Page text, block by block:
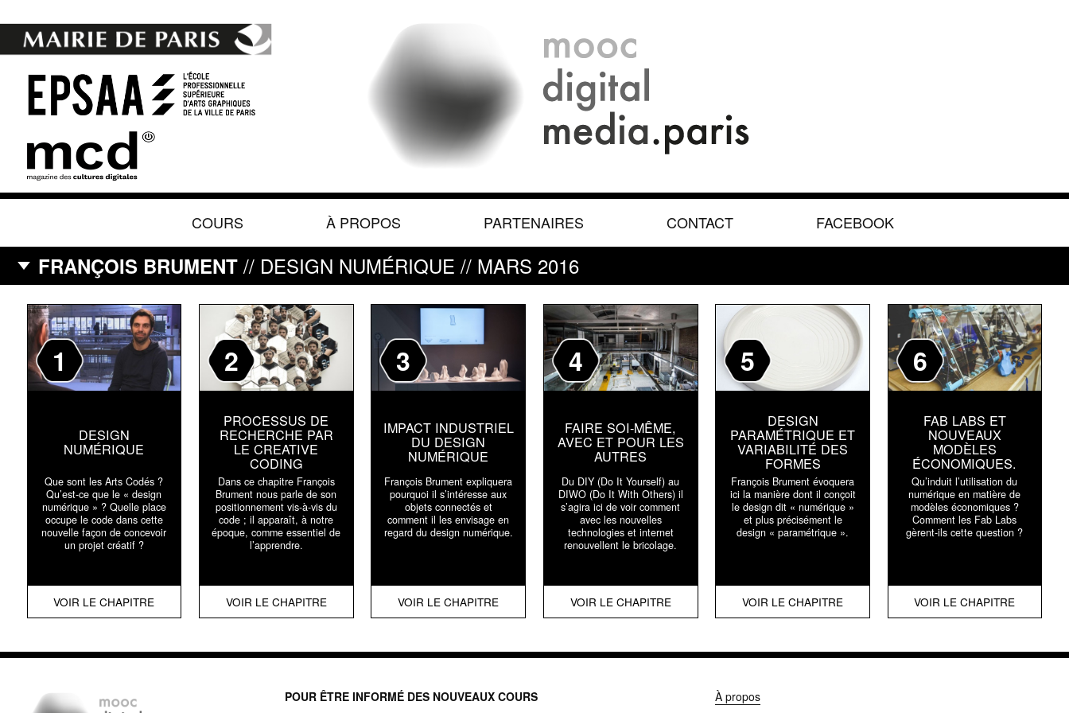
COURS À PROPOS PARTENAIRES CONTACT FACEBOOK
FRANÇOIS BRUMENT // DESIGN NUMÉRIQUE // MARS 2016
1
DESIGN
NUMÉRIQUE
Que sont les Arts Codés ?
Qu’est-ce que le « design
numérique » ? Quelle place
occupe le code dans cette
nouvelle façon de concevoir
un projet créatif ?
VOIR LE CHAPITRE
2
PROCESSUS DE
RECHERCHE PAR
LE CREATIVE
CODING
Dans ce chapitre François
Brument nous parle de son
positionnement vis-à-vis du
code ; il apparaît, à notre
époque, comme essentiel de
l’apprendre.
VOIR LE CHAPITRE
3
IMPACT INDUSTRIEL
DU DESIGN
NUMÉRIQUE
François Brument expliquera
pourquoi il s’intéresse aux
objets connectés et
comment il les envisage en
regard du design numérique.
VOIR LE CHAPITRE
4
FAIRE SOI-MÊME,
AVEC ET POUR LES
AUTRES
Du DIY (Do It Yourself) au
DIWO (Do It With Others) il
s’agira ici de voir comment
avec les nouvelles
technologies et internet
renouvellent le bricolage.
VOIR LE CHAPITRE
5
DESIGN
PARAMÉTRIQUE ET
VARIABILITÉ DES
FORMES
François Brument évoquera
ici la manière dont il conçoit
le design dit « numérique »
et plus précisément le
design « paramétrique ».
VOIR LE CHAPITRE
6
FAB LABS ET
NOUVEAUX
MODÈLES
ÉCONOMIQUES.
Qu’induit l’utilisation du
numérique en matière de
modèles économiques ?
Comment les Fab Labs
gèrent-ils cette question ?
VOIR LE CHAPITRE
POUR ÊTRE INFORMÉ DES NOUVEAUX COURS
À propos